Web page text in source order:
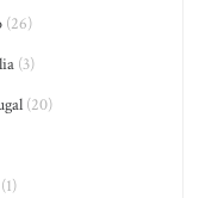
(26)
(3)
(20)